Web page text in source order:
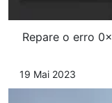
Repare o erro
19 Mai 2023